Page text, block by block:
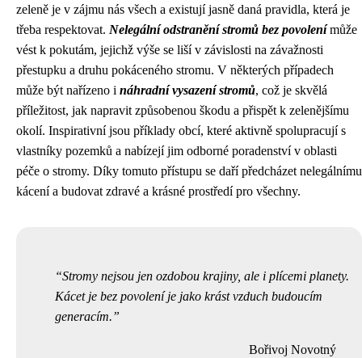
zeleně je v zájmu nás všech a existují jasně daná pravidla, která je
třeba respektovat. Nelegální odstranění stromů bez povolenímůže
vést k pokutám, jejichž výše se liší v závislosti na závažnosti
přestupku a druhu pokáceného stromu. V některých případech
může být nařízeno i náhradní vysazení stromů, což je skvělá
příležitost, jak napravit způsobenou škodu a přispět k zelenějšímu
okolí. Inspirativní jsou příklady obcí, které aktivně spolupracují s
vlastníky pozemků a nabízejí jim odborné poradenství v oblasti
péče o stromy. Díky tomuto přístupu se daří předcházet nelegálnímu
kácení a budovat zdravé a krásné prostředí pro všechny.
Stromy nejsou jen ozdobou krajiny, ale i plícemi planety.
Kácet je bez povolení je jako krást vzduch budoucím
generacím.
Bořivoj Novotný